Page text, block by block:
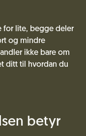
for lite, begge deler
og mindre
ikke bare om
ditt til hvordan du
betyr